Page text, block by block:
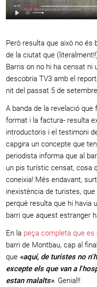
Però resulta que això no
de la ciutat que
Barris on no hi ha censat ni
descobria TV3 amb el
nit del passat 5 de
A banda de la revelació que
format i la factura- resulta
introductoris i el testimoni
capgira un concepte que
periodista informa que al
un pis turístic censat, cosa
coneixia! Més endavant,
inexistència de turistes, que
perquè resulta que hi havia
barri que aquest estranger
En la peça completa que es
barri de Montbau, cap al
que «aquí, de turistes no
excepte els que van a
estan malalts». Genial!!